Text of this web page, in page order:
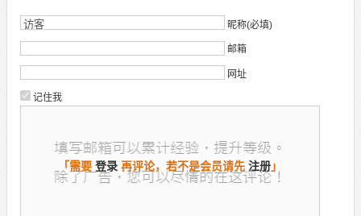
昵称(必填)
邮箱
网址
记住我
「需要 登录 再评论，若不是会员请先 注册」